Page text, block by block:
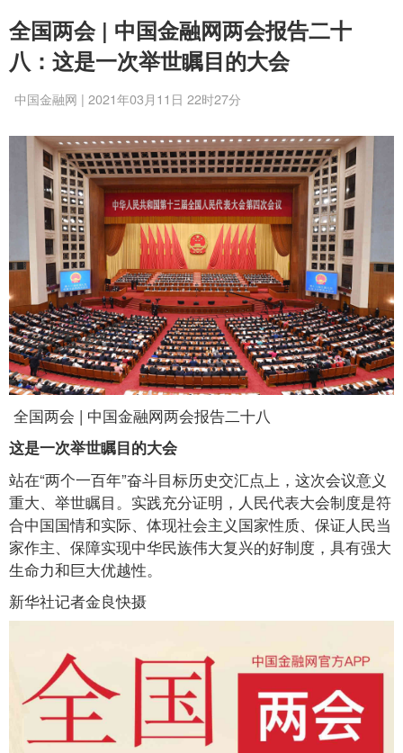
全国两会 | 中国金融网两会报告二十
八：这是一次举世瞩目的大会
中国金融网 | 2021年03月11日 22时27分
全国两会 | 中国金融网两会报告二十八
这是一次举世瞩目的大会
站在“两个一百年”奋斗目标历史交汇点上，这次会议意义
重大、举世瞩目。实践充分证明，人民代表大会制度是符
合中国国情和实际、体现社会主义国家性质、保证人民当
家作主、保障实现中华民族伟大复兴的好制度，具有强大
生命力和巨大优越性。
新华社记者金良快摄